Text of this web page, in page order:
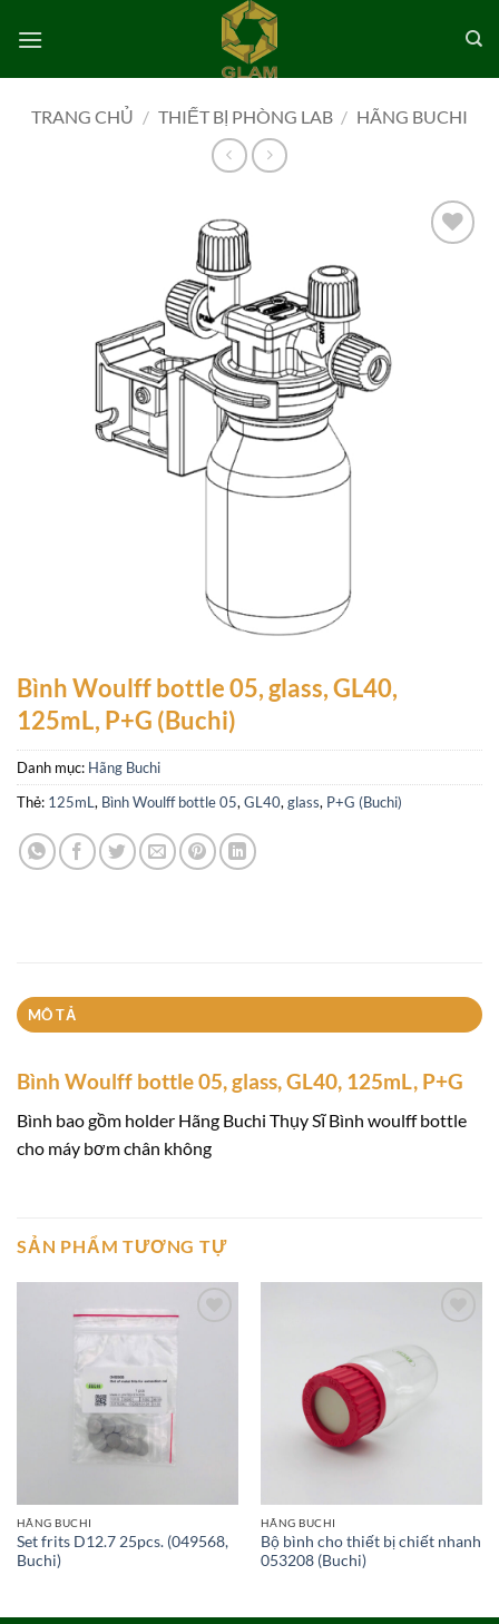
qua
TRANG CHỦ / THIẾT BỊ PHÒNG LAB / HÃNG BUCHI
Bình Woulff bottle 05, glass, GL40,
125mL, P+G (Buchi)
Danh mục: Hãng Buchi
Thẻ: 125mL , Bình Woulff bottle 05, GL40, glass, P+G (Buchi)
MÔ TẢ
Bình Woulff bottle 05, glass, GL40, 125mL, P+G
Bình bao gồm holder Hãng Buchi Thụy Sĩ Bình woulff bottle
cho máy bơm chân không
SẢN PHẨM TƯƠNG TỰ
HÃNG BUCHI
Set frits D12.7 25pcs. (049568,
Buchi)
wishlist
HÃNG BUCHI
Bộ bình cho thiết bị chiết nhanh
053208 (Buchi)